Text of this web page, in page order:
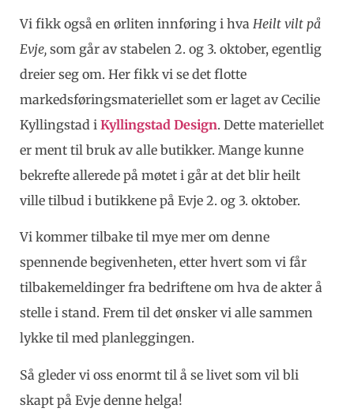
Vi fikk også en ørliten innføring i hva Heilt vilt på
Evje, som går av stabelen 2. og 3. oktober, egentlig
dreier seg om. Her fikk vi se det flotte
markedsføringsmateriellet som er laget av Cecilie
Kyllingstad i Kyllingstad Design. Dette materiellet
er ment til bruk av alle butikker. Mange kunne
bekrefte allerede på møtet i går at det blir heilt
ville tilbud i butikkene på Evje 2. og 3. oktober.
Vi kommer tilbake til mye mer om denne
spennende begivenheten, etter hvert som vi får
tilbakemeldinger fra bedriftene om hva de akter å
stelle i stand. Frem til det ønsker vi alle sammen
lykke til med planleggingen.
Så gleder vi oss enormt til å se livet som vil bli
skapt på Evje denne helga!